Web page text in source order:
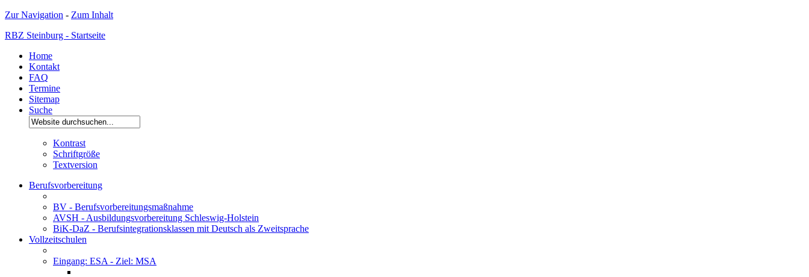
Zur Navigation - Zum Inhalt
RBZ Steinburg - Startseite
Home
Kontakt
FAQ
Termine
Sitemap
Suche
Kontrast
Schriftgröße
Textversion
Berufsvorbereitung
BV - Berufsvorbereitungsmaßnahme
AVSH - Ausbildungsvorbereitung Schleswig-Holstein
BiK-DaZ - Berufsintegrationsklassen mit Deutsch als Zweitsprache
Vollzeitschulen
Eingang: ESA - Ziel: MSA